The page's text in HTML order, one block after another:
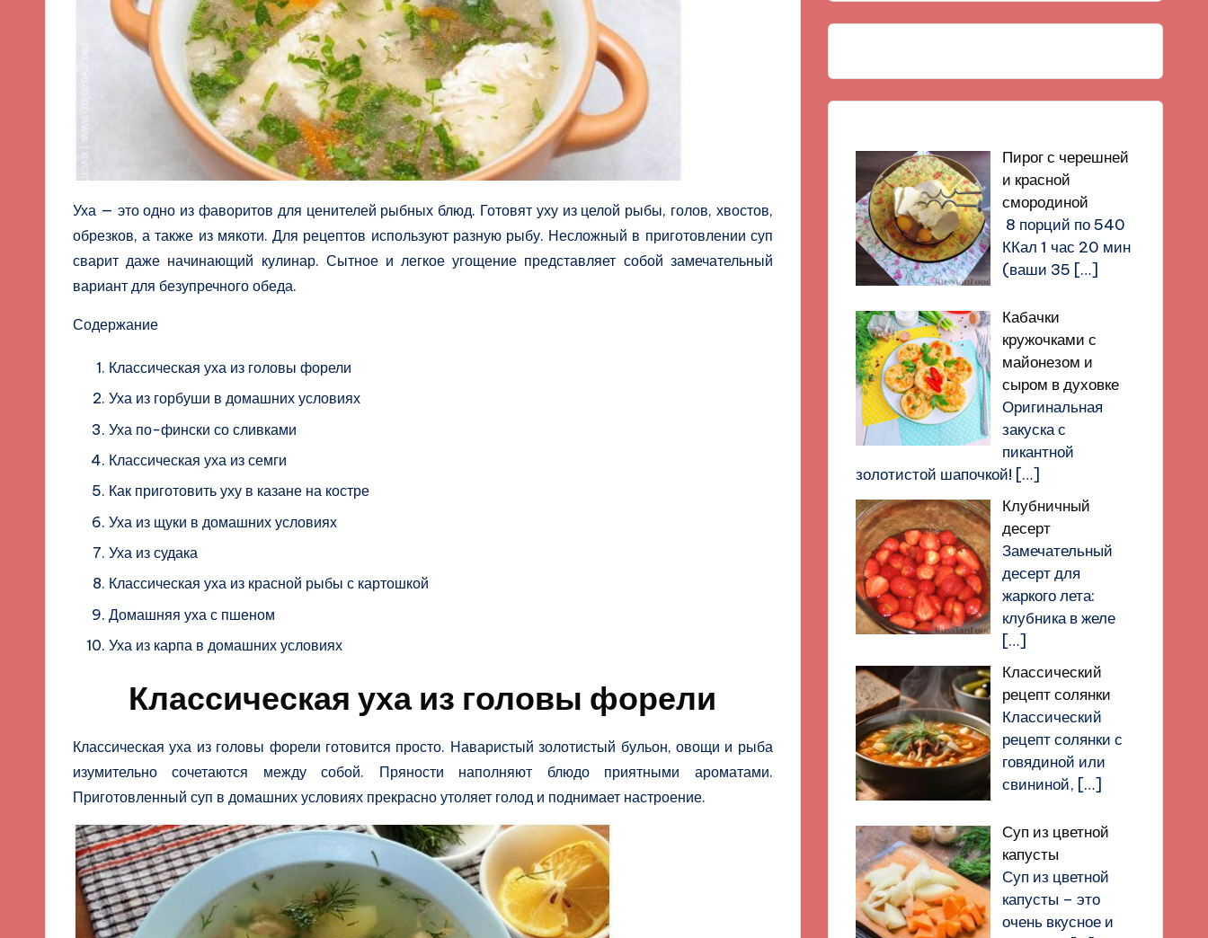
Уха — это одно из фаворитов для ценителей рыбных блюд. Готовят уху из целой рыбы, голов, хвостов,
обрезков, а также из мякоти. Для рецептов используют разную рыбу. Несложный в приготовлении суп
сварит даже начинающий кулинар. Сытное и легкое угощение представляет собой замечательный
вариант для безупречного обеда.
Содержание
Классическая уха из головы форели
Уха из горбуши в домашних условиях
Уха по-фински со сливками
Классическая уха из семги
Как приготовить уху в казане на костре
Уха из щуки в домашних условиях
Уха из судака
Классическая уха из красной рыбы с картошкой
Домашняя уха с пшеном
Уха из карпа в домашних условиях
Классическая уха из головы форели
Классическая уха из головы форели готовится просто. Наваристый золотистый бульон, овощи и рыба
изумительно сочетаются между собой. Пряности наполняют блюдо приятными ароматами.
Приготовленный суп в домашних условиях прекрасно утоляет голод и поднимает настроение.
Пирог с черешней
и красной
смородиной
8 порций по 540
ККал 1 час 20 мин
(ваши 35 […]
Кабачки
кружочками с
майонезом и
сыром в духовке
Оригинальная
закуска с
пикантной
золотистой шапочкой! […]
Клубничный
десерт
Замечательный
десерт для
жаркого лета:
клубника в желе
[…]
Классический
рецепт солянки
Классический
рецепт солянки с
говядиной или
свининой, […]
Суп из цветной
капусты
Суп из цветной
капусты – это
очень вкусное и